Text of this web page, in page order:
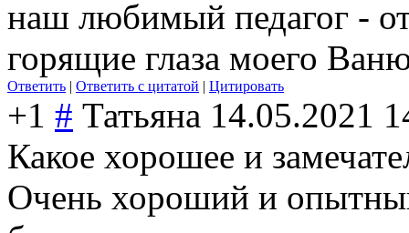
наш любимый педагог -
горящие глаза моего
Ответить | Ответить с цитатой | Цитировать
+1 # Татьяна 14.05.2021
Какое хорошее и
Очень хороший и